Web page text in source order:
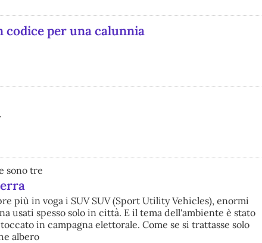
codice per una calunnia
sono tre
più in voga i SUV SUV (Sport Utility Vehicles), enormi
usati spesso solo in città. E il tema dell'ambiente è stato
in campagna elettorale. Come se si trattasse solo
albero